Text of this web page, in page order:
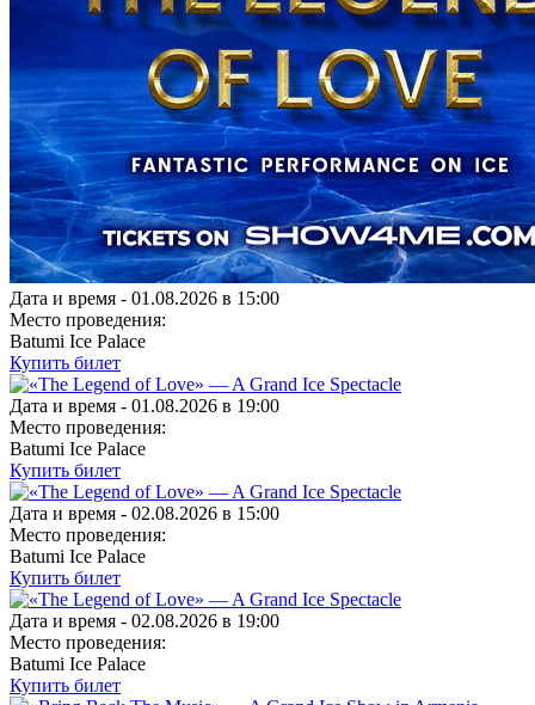
Дата и время - 01.08.2026 в 15:00
Место проведения:
Batumi Ice Palace
Купить билет
Дата и время - 01.08.2026 в 19:00
Место проведения:
Batumi Ice Palace
Купить билет
Дата и время - 02.08.2026 в 15:00
Место проведения:
Batumi Ice Palace
Купить билет
Дата и время - 02.08.2026 в 19:00
Место проведения:
Batumi Ice Palace
Купить билет